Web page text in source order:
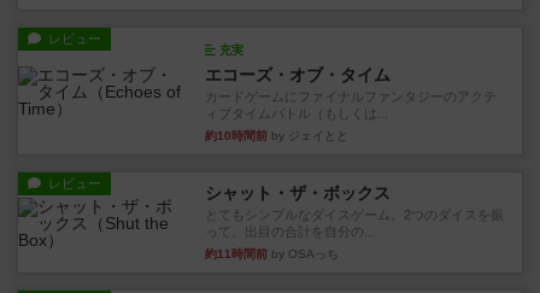
レビュー
充実
エコーズ・オブ・タイム
カードゲームにファイナルファンタジーのアクテ
ィブタイムバトル（もしくは...
約10時間前 by ジェイとと
レビュー シャット・ザ・ボックス
とてもシンプルなダイスゲーム。2つのダイスを振
って、出目の合計を自分の...
約11時間前 by OSAっち